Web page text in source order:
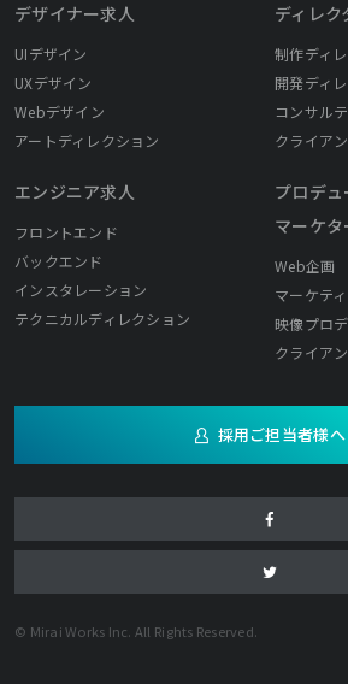
デザイナー求人
UIデザイン
UXデザイン
Webデザイン
アートディレクション
エンジニア求人
フロントエンド
バックエンド
インスタレーション
テクニカルディレクション
ディレク
制作ディ
開発ディ
コンサル
クライア
プロデュ
マーケ
Web企画
マーケテ
映像プロ
クライア
採用ご担当者様へ
© Mirai Works Inc. All Rights Reserved.